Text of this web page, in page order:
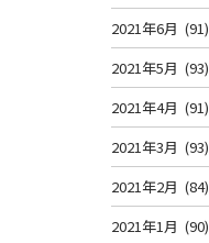
2021年6月 (91)
2021年5月 (93)
2021年4月 (91)
2021年3月 (93)
2021年2月 (84)
2021年1月 (90)